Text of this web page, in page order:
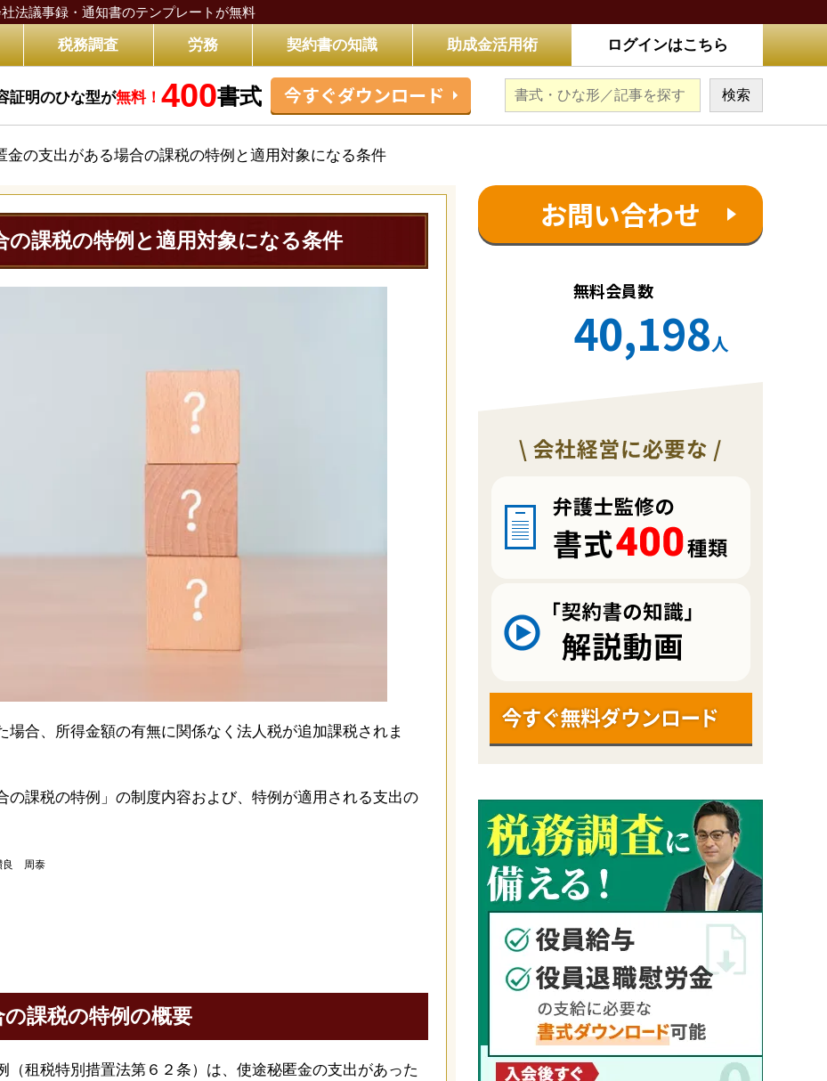
法議事録・通知書のテンプレートが無料
税務調査 労務 契約書の知識 助成金活用術 ログインはこちら
証明のひな型が無料！ 400書式 今すぐダウンロード
金の支出がある場合の課税の特例と適用対象になる条件
課税の特例と適用対象になる条件
合、所得金額の有無に関係なく法人税が追加課税されま
の課税の特例」の制度内容および、特例が適用される支出の
良 周泰
課税の特例の概要
租税特別措置法第６２条）は、使途秘匿金の支出があった
お問い合わせ
無料会員数
40,198人